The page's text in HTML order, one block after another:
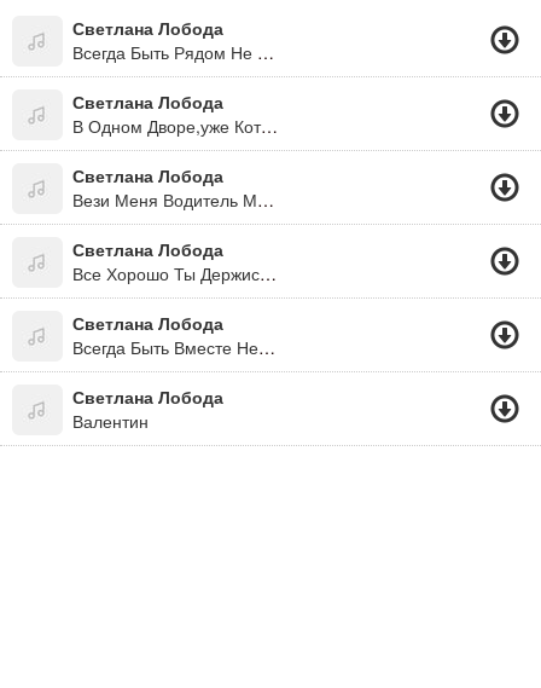
Светлана Лобода
Всегда Быть Рядом Не Могут Люди (Из К/ф "31 Июля")
Светлана Лобода
В Одном Дворе,уже Который Год...
Светлана Лобода
Вези Меня Водитель Мой 2016
Светлана Лобода
Все Хорошо Ты Держись,раздевайся Ложись
Светлана Лобода
Всегда Быть Вместе Не Могут Люди
Светлана Лобода
Валентин